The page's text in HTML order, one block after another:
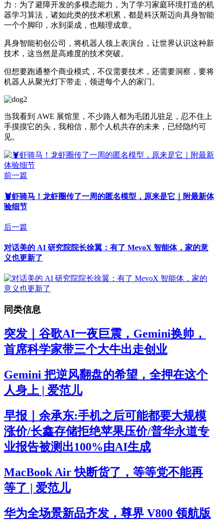
力：为了避障开发的多模态能力，为了学习家庭环境打造的机
器学习算法，诸如此类的技术积累，都是科沃斯迈向具身智能
一个个脚印，水到渠成，也顺理成章。
具身智能初创公司，将机器人领上表演台，让世界认识这种新
技术，这当然是高难度的技术突破。
但想要跑通整个商业模式，不仅需要技术，还需要洞察，要将
机器人从聚光灯下带走，领进每个人的家门。
当我看到 AWE 展馆里，不少路人都为毛团儿驻足，忍不住上
手摸摸它的头，我相信，那个人机共存的未来，已经隐约可
见。
前一篇
🦞虾骑马！龙虾圈传了一周的匿名模型，原来是它｜附最新体
验细节
后一篇
对话美的 AI 研究院院长徐翼：有了 MevoX 智能体，家的意
义也更新了
同类信息
突发｜谷歌AI一夜巨震，Gemini换帅，
首席科学家带三个大牛出走创业
Gemini 把逆风翻盘的希望，全押在这个
人身上 | 爱范儿
早报｜余承东:手机之后可能都要大规模
涨价/长鑫存储拒绝苹果压价/普华永道专
业报告被测出100%由AI生成
MacBook Air 快断货了，等等党不能再
等了 | 爱范儿
华为全场景新品齐发，尊界 V800 领航版